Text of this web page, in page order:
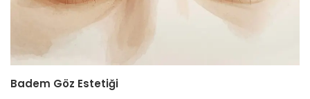
Badem Göz Estetiği